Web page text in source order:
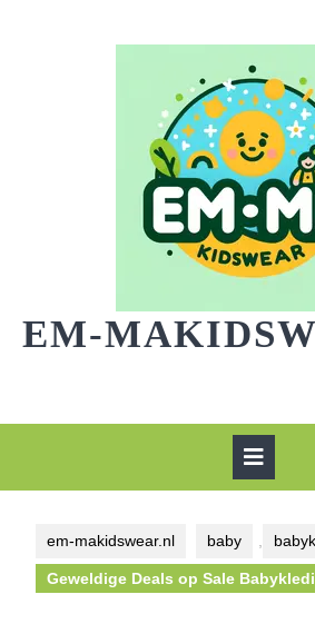
EM-
em-makidswear.nl baby
Geweldige Deals op Sale